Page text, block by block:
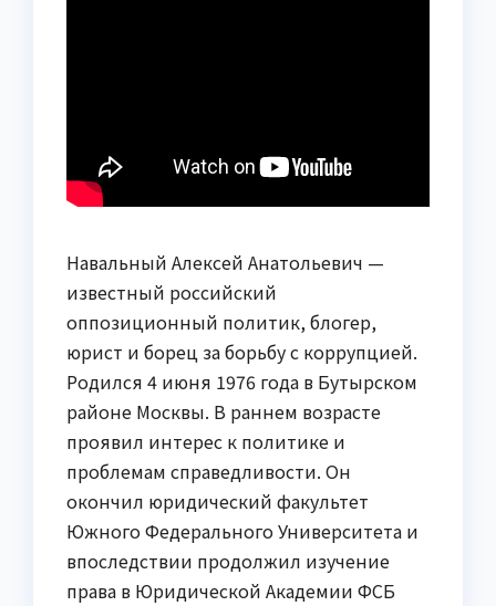
Навальный Алексей Анатольевич —
известный российский
оппозиционный политик, блогер,
юрист и борец за борьбу с коррупцией.
Родился 4 июня 1976 года в Бутырском
районе Москвы. В раннем возрасте
проявил интерес к политике и
проблемам справедливости. Он
окончил юридический факультет
Южного Федерального Университета и
впоследствии продолжил изучение
права в Юридической Академии ФСБ